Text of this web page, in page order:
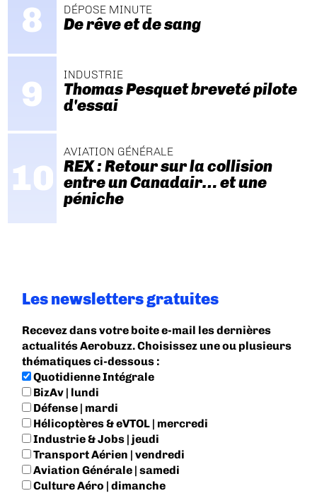
DÉPOSE MINUTE
De rêve et de sang
INDUSTRIE
Thomas Pesquet breveté pilote
d'essai
AVIATION GÉNÉRALE
REX : Retour sur la collision
entre un Canadair… et une
péniche
Les newsletters gratuites
Recevez dans votre boite e-mail les dernières
actualités Aerobuzz. Choisissez une ou plusieurs
thématiques ci-dessous :
Quotidienne Intégrale
BizAv | lundi
Défense | mardi
Hélicoptères & eVTOL | mercredi
Industrie & Jobs | jeudi
Transport Aérien | vendredi
Aviation Générale | samedi
Culture Aéro | dimanche